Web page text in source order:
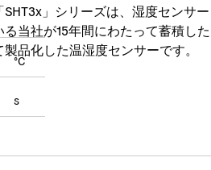
」シリーズは、湿度センサー
当社が15年間にわたって蓄積した
品化した温湿度センサーです。
°C
s